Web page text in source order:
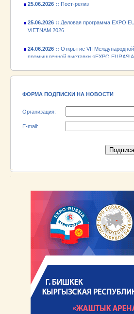
VIETNAM 2026
промышленной выставки «EXPO EURASIA
VIETNAM 2026»
ФОРМА ПОДПИСКИ НА НОВОСТИ
Организация:
E-mail: